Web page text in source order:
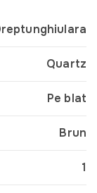
Quartz
Pe blat
Brun
1